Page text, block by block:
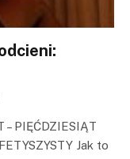
– PIĘĆDZIESIĄT
Jak to